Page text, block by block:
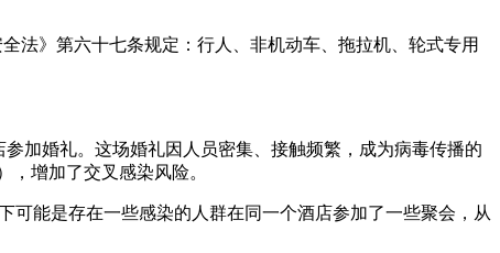
法》第六十七条规定：行人、非机动车、拖拉机、轮式专用
加婚礼。这场婚礼因人员密集、接触频繁，成为病毒传播的
增加了交叉感染风险。
能是存在一些感染的人群在同一个酒店参加了一些聚会，从